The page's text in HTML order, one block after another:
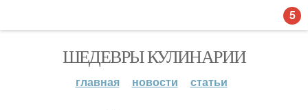
ШЕДЕВРЫ КУЛИНАРИИ
главная новости статьи
5